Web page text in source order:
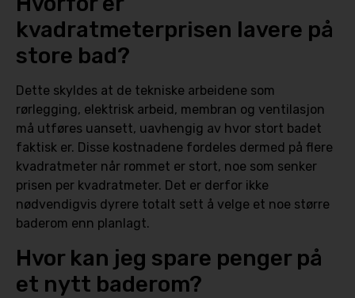
kvadratmeterprisen lavere på
store bad?
Dette skyldes at de tekniske arbeidene som
rørlegging, elektrisk arbeid, membran og ventilasjon
må utføres uansett, uavhengig av hvor stort badet
faktisk er. Disse kostnadene fordeles dermed på flere
kvadratmeter når rommet er stort, noe som senker
prisen per kvadratmeter. Det er derfor ikke
nødvendigvis dyrere totalt sett å velge et noe større
baderom enn planlagt.
Hvor kan jeg spare penger på
et nytt baderom?